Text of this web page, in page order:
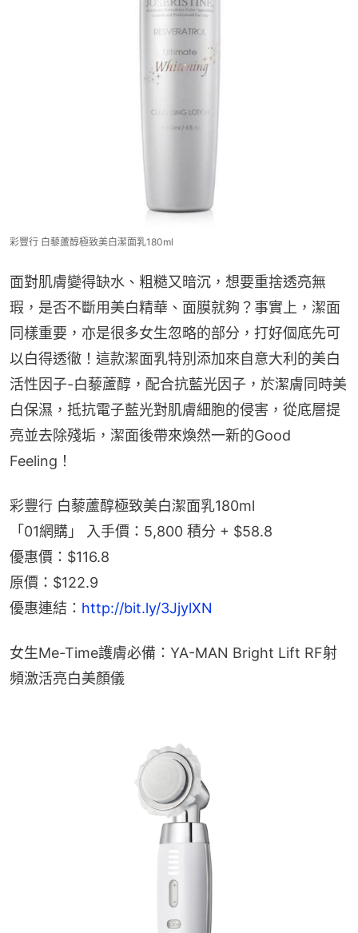
彩豐行 白藜蘆醇極致美白潔面乳180ml
面對肌膚變得缺水、粗糙又暗沉，想要重捨透亮無
瑕，是否不斷用美白精華、面膜就夠？事實上，潔面
同樣重要，亦是很多女生忽略的部分，打好個底先可
以白得透徹！這款潔面乳特別添加來自意大利的美白
活性因子-白藜蘆醇，配合抗藍光因子，於潔膚同時美
白保濕，抵抗電子藍光對肌膚細胞的侵害，從底層提
亮並去除殘垢，潔面後帶來煥然一新的Good
Feeling！
彩豐行 白藜蘆醇極致美白潔面乳180ml
「01網購」 入手價：5,800 積分 + $58.8
優惠價：$116.8
原價：$122.9
優惠連結： http://bit.ly/3JjylXN
女生Me-Time護膚必備：YA-MAN Bright Lift RF射
頻激活亮白美顏儀